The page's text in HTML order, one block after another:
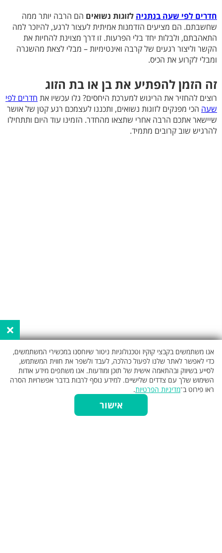
חדרים לפי שעה בנתניה לזוגות נשואים הם הרבה יותר ממה
שחשבתם. הם מציעים הזדמנות אמיתית לעצור לרגע, להיזכר למה
התאהבתם, ולבלות יחד בלי הפרעות. זו דרך מצוינת להחיות את
הקשר וליצור רגעים של קרבה ואינטימיות – מבלי לצאת מהשגרה
ומבלי לקרוע את הכיס.
זה הזמן להפתיע את בן או בת הזוג
רוצים להחזיר את הריגוש למערכת היחסים? גלו עכשיו את חדרים לפי
שעה הכי מפנקים לזוגות נשואים, ותכננו לעצמכם רגע קטן של אושר
שיישאר אתכם הרבה אחרי שתצאו מהחדר. הזמינו עוד היום ותתחילו
להרגיש שוב קרובים מתמיד.
כללי
×
אנו משתמשים בקבצי קוקיז וטכנולוגיות ניטור שיוחסנו במכשירי המשתמשים,
כדי לאפשר לאתר שלנו לפעול כהלכה, לעבד ולשפר את חווית המשתמש,
לסייע בשיווק ובהתאמה אישית של תוכן ומודעות. אנו משתפים מידע אודות
השימוש שלך עם צדדים שלישיים. למידע נוסף לרבות בדבר אפשרויות הסרה
ראו פירוט ב־מדיניות הפרטיות.
אישור